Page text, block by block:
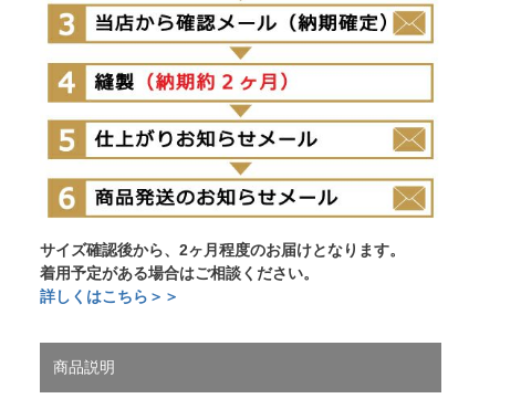
サイズ確認後から、2ヶ月程度のお届けとなります。
着用予定がある場合はご相談ください。
詳しくはこちら＞＞
商品説明